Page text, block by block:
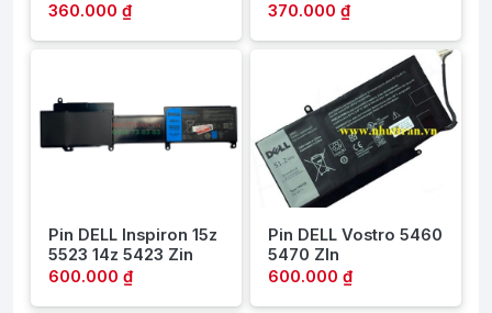
360.000 ₫
370.000 ₫
Pin DELL Inspiron 15z
5523 14z 5423 Zin
600.000 ₫
Pin DELL Vostro 5460
5470 ZIn
600.000 ₫